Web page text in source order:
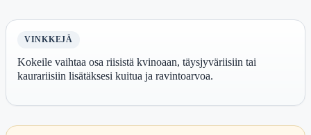
VINKKEJÄ
Kokeile vaihtaa osa riisistä kvinoaan, täysjyväriisiin tai
kaurariisiin lisätäksesi kuitua ja ravintoarvoa.